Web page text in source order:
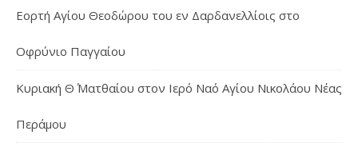
Εορτή Αγίου Θεοδώρου του εν Δαρδανελλίοις στο
Οφρύνιο Παγγαίου
Κυριακή Θ΄ Ματθαίου στον Ιερό Ναό Αγίου Νικολάου Νέας
Περάμου